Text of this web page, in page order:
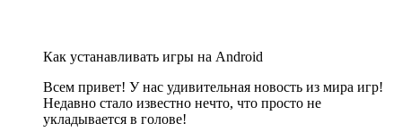
Как устанавливать игры на Android
Всем привет! У нас удивительная новость из мира игр!
Недавно стало известно нечто, что просто не
укладывается в голове!